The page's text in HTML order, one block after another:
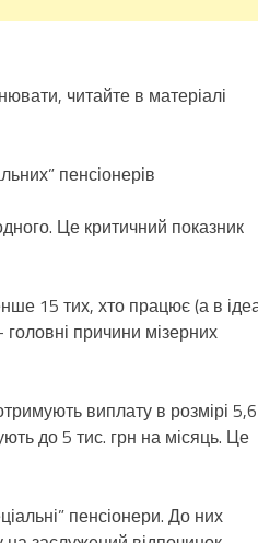
читайте в матеріалі
пенсіонерів
Це критичний показник
15 тих, хто працює (а в
причини мізерних
виплату в розмірі 5,6
до 5 тис. грн на місяць. Це
пенсіонери. До них